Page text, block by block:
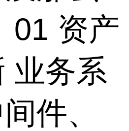
01 资产
业务系
件、